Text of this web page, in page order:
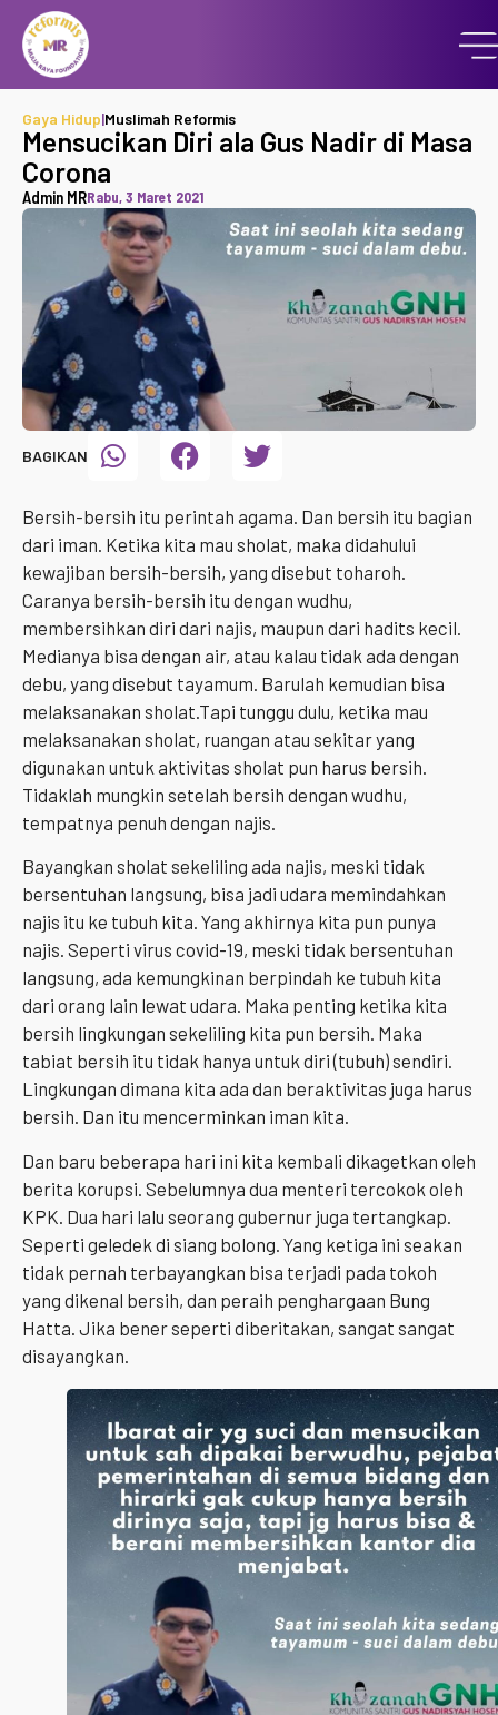
Gaya Hidup|Muslimah Reformis
Mensucikan Diri ala Gus Nadir di Masa
Corona
Admin MRRabu, 3 Maret 2021
BAGIKAN
Bersih-bersih itu perintah agama. Dan bersih itu bagian
dari iman. Ketika kita mau sholat, maka didahului
kewajiban bersih-bersih, yang disebut toharoh.
Caranya bersih-bersih itu dengan wudhu,
membersihkan diri dari najis, maupun dari hadits kecil.
Medianya bisa dengan air, atau kalau tidak ada dengan
debu, yang disebut tayamum. Barulah kemudian bisa
melaksanakan sholat.Tapi tunggu dulu, ketika mau
melaksanakan sholat, ruangan atau sekitar yang
digunakan untuk aktivitas sholat pun harus bersih.
Tidaklah mungkin setelah bersih dengan wudhu,
tempatnya penuh dengan najis.
Bayangkan sholat sekeliling ada najis, meski tidak
bersentuhan langsung, bisa jadi udara memindahkan
najis itu ke tubuh kita. Yang akhirnya kita pun punya
najis. Seperti virus covid-19, meski tidak bersentuhan
langsung, ada kemungkinan berpindah ke tubuh kita
dari orang lain lewat udara. Maka penting ketika kita
bersih lingkungan sekeliling kita pun bersih. Maka
tabiat bersih itu tidak hanya untuk diri (tubuh) sendiri.
Lingkungan dimana kita ada dan beraktivitas juga harus
bersih. Dan itu mencerminkan iman kita.
Dan baru beberapa hari ini kita kembali dikagetkan oleh
berita korupsi. Sebelumnya dua menteri tercokok oleh
KPK. Dua hari lalu seorang gubernur juga tertangkap.
Seperti geledek di siang bolong. Yang ketiga ini seakan
tidak pernah terbayangkan bisa terjadi pada tokoh
yang dikenal bersih, dan peraih penghargaan Bung
Hatta. Jika bener seperti diberitakan, sangat sangat
disayangkan.